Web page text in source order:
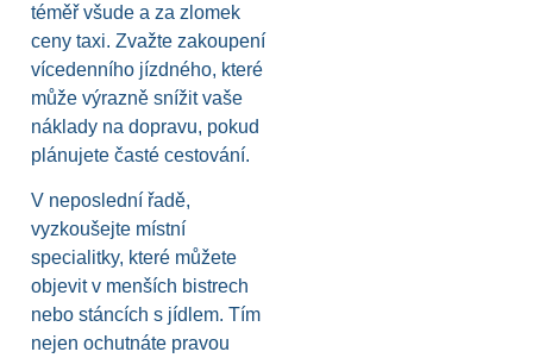
téměř všude a za zlomek
ceny taxi. Zvažte zakoupení
vícedenního jízdného, které
může výrazně snížit vaše
náklady na dopravu, pokud
plánujete časté cestování.
V neposlední řadě,
vyzkoušejte místní
specialitky, které můžete
objevit v menších bistrech
nebo stáncích s jídlem. Tím
nejen ochutnáte pravou